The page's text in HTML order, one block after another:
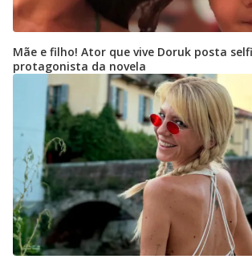
Mãe e filho! Ator que vive Doruk posta
protagonista da novela